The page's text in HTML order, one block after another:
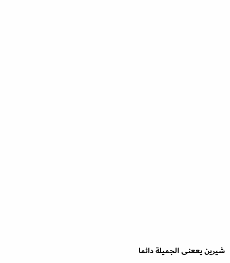
شيرين يععنى الجميلة دائما